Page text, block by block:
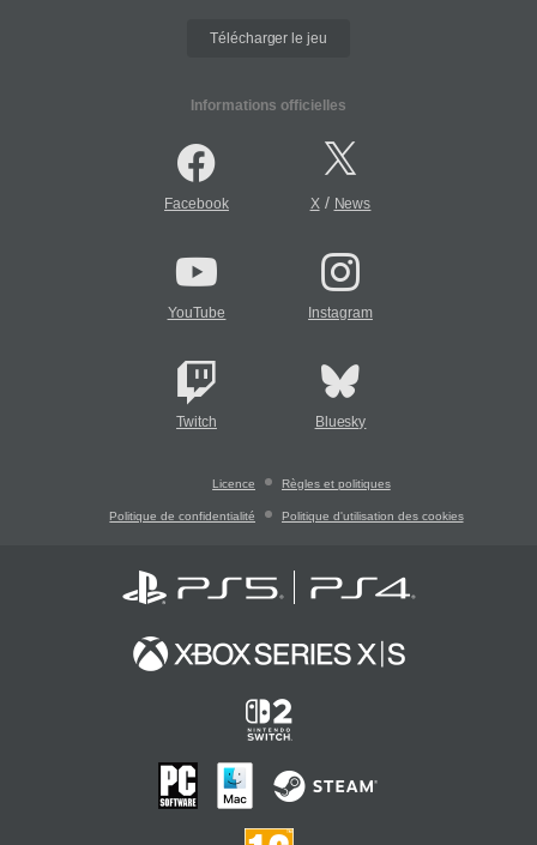
Télécharger le jeu
Informations officielles
Facebook X/ News
YouTube Instagram
Twitch Bluesky
Licence Règles et politiques
Politique de confidentialité Politique d'utilisation des cookies